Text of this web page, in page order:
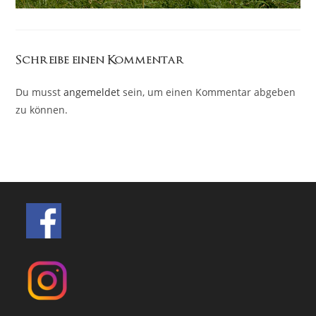
Schreibe einen Kommentar
Du musstangemeldet sein, um einen Kommentar abgeben
zu können.